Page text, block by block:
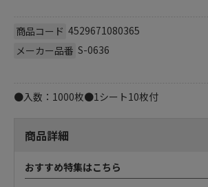
商品コード 4529671080365
メーカー品番 S-0636
●入数：1000枚●1シート10枚付
商品詳細
おすすめ特集はこちら